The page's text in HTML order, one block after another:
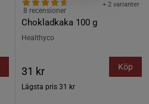
Chokladkaka 100 g
+ 2 varianter
8 recensioner
Healthyco
31 kr
Lägsta pris 31 kr
Köp